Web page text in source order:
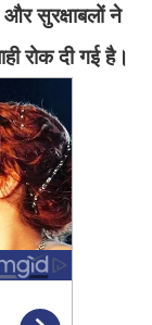
सुरक्षाबलों ने
रोक दी गई है।